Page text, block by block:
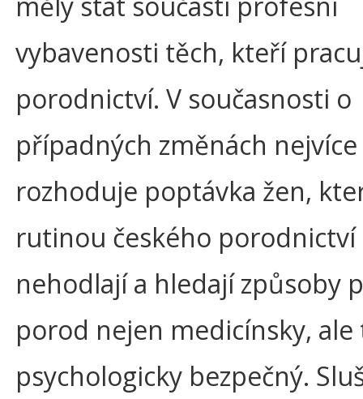
vybavenosti těch, kteří
porodnictví. V současnosti o
případných změnách nejvíce
rozhoduje poptávka žen,
rutinou českého
nehodlají a hledají způsoby
porod nejen medicínsky, ale
psychologicky bezpečný.